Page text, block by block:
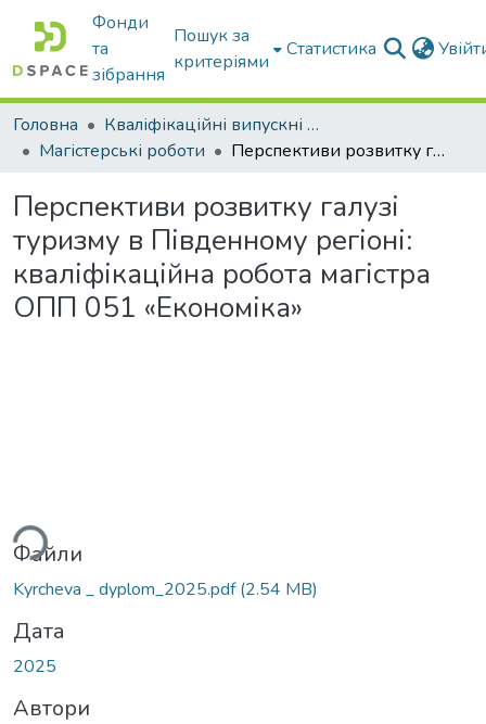
Фонди
та
зібрання
Пошук за
критеріями
Статистика
Головна
Кваліфікаційні випускні роботи бакалаврів і магістрів
Магістерські роботи
Перспективи розвитку галузі туризму в Південному регіоні: кваліфікаційна робота магістра ОПП 051 «Економіка»
Перспективи розвитку галузі
туризму в Південному регіоні:
кваліфікаційна робота магістра
ОПП 051 «Економіка»
Файли
Kyrcheva _ dyplom_2025.pdf(2.54 MB)
Дата
2025
Автори